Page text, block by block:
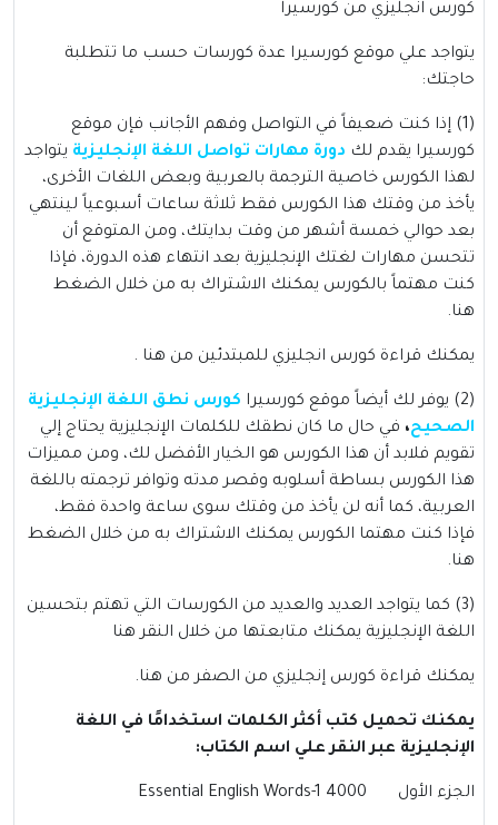
كورس انجليزي من كورسيرا
يتواجد علي موقع كورسيرا عدة كورسات حسب ما تتطلبة
حاجتك:
(1) إذا كنت ضعيفاً في التواصل وفهم الأجانب فإن موقع
كورسيرا يقدم لك دورة مهارات تواصل اللغة الإنجليزية يتواجد
لهذا الكورس خاصية الترجمة بالعربية وبعض اللغات الأخرى،
يأخذ من وقتك هذا الكورس فقط ثلاثة ساعات أسبوعياً لينتهي
بعد حوالي خمسة أشهر من وقت بدايتك، ومن المتوقع أن
تتحسن مهارات لغتك الإنجليزية بعد انتهاء هذه الدورة، فإذا
كنت مهتماً بالكورس يمكنك الاشتراك به من خلال الضغط
هنا.
يمكنك قراءة كورس انجليزي للمبتدئين من هنا .
(2) يوفر لك أيضاً موقع كورسيرا
كورس نطق اللغة الإنجليزية
الصحيح، في حال ما كان نطقك للكلمات الإنجليزية يحتاج إلي
تقويم فلابد أن هذا الكورس هو الخيار الأفضل لك، ومن مميزات
هذا الكورس بساطة أسلوبه وقصر مدته وتوافر ترجمته باللغة
العربية، كما أنه لن يأخذ من وقتك سوى ساعة واحدة فقط،
فإذا كنت مهتما الكورس يمكنك الاشتراك به من خلال الضغط
هنا.
(3) كما يتواجد العديد والعديد من الكورسات التي تهتم بتحسين
اللغة الإنجليزية يمكنك متابعتها من خلال النقر هنا
يمكنك قراءة كورس إنجليزي من الصفرمن هنا.
يمكنك تحميل كتب أكثر الكلمات استخدامًا في اللغة
الإنجليزية عبر النقر علي اسم الكتاب:
الجزء الأول 4000 Essential English Words-1